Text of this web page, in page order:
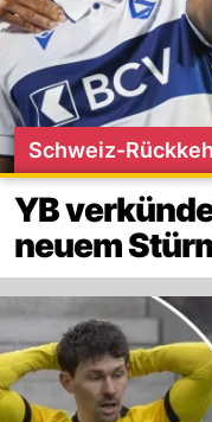
Schweiz-
YB
neuem